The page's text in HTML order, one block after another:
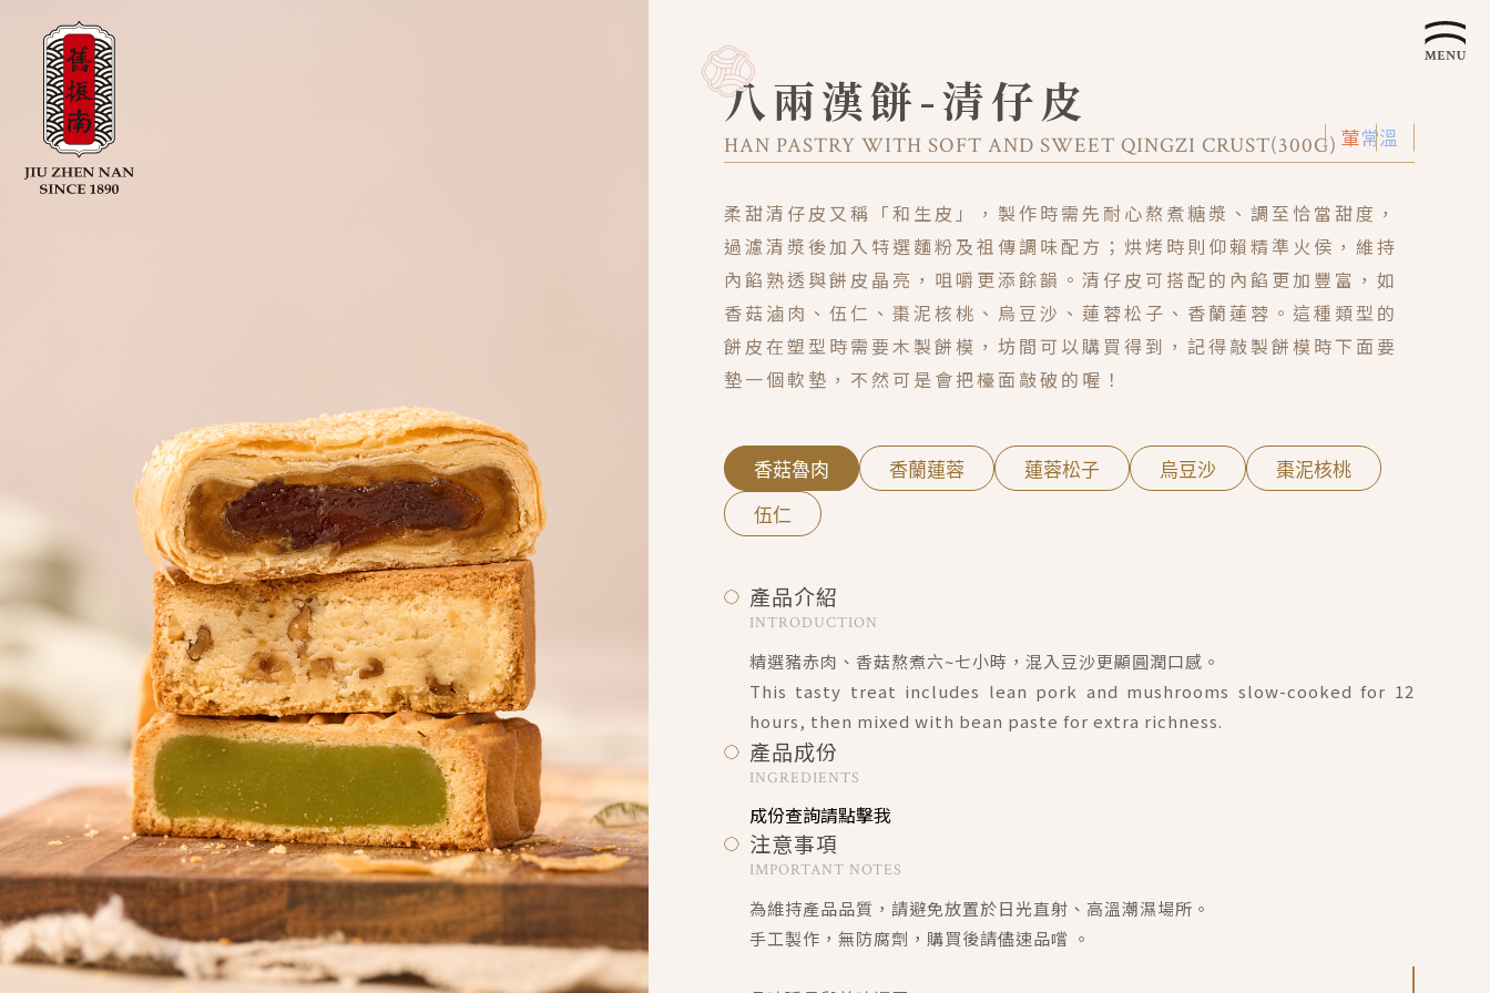
八兩漢餅-清仔皮
HAN PASTRY WITH SOFT AND SWEET QINGZI CRUST(300G) 葷常溫
柔甜清仔皮又稱「和生皮」，製作時需先耐心熬煮糖漿、調至恰當甜度，
過濾清漿後加入特選麵粉及祖傳調味配方；烘烤時則仰賴精準火侯，維持
內餡熟透與餅皮晶亮，咀嚼更添餘韻。清仔皮可搭配的內餡更加豐富，如
香菇滷肉、伍仁、棗泥核桃、烏豆沙、蓮蓉松子、香蘭蓮蓉。這種類型的
餅皮在塑型時需要木製餅模，坊間可以購買得到，記得敲製餅模時下面要
墊一個軟墊，不然可是會把檯面敲破的喔！
香菇魯肉 香蘭蓮蓉 蓮蓉松子 烏豆沙
棗泥核桃
伍仁
產品介紹
INTRODUCTION
精選豬赤肉、香菇熬煮六~七小時，混入豆沙更顯圓潤口感。
This tasty treat includes lean pork and mushrooms slow-cooked for 12
hours, then mixed with bean paste for extra richness.
產品成份
INGREDIENTS
成份查詢請點擊我
注意事項
IMPORTANT NOTES
為維持產品品質，請避免放置於日光直射、高溫潮濕場所。
手工製作，無防腐劑，購買後請儘速品嚐 。